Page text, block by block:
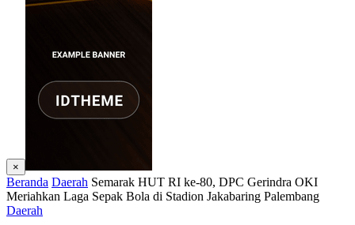
×
Beranda Daerah Semarak HUT RI ke-80, DPC Gerindra OKI
Meriahkan Laga Sepak Bola di Stadion Jakabaring Palembang
Daerah